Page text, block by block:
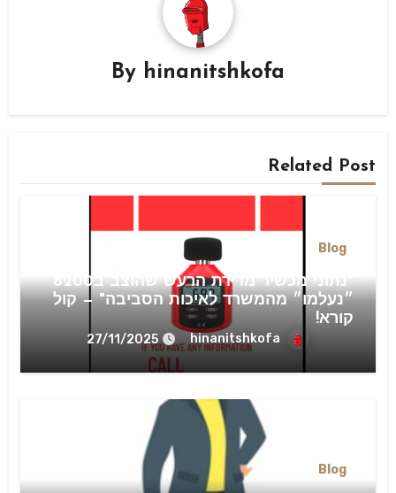
By hinanitshkofa
Related Post
Blog
"נתוני מכשיר מדידת הרעש שהוצב ב8200
״נעלמו״ מהמשרד לאיכות הסביבה" — קול
קורא!
hinanitshkofa
27/11/2025
Blog